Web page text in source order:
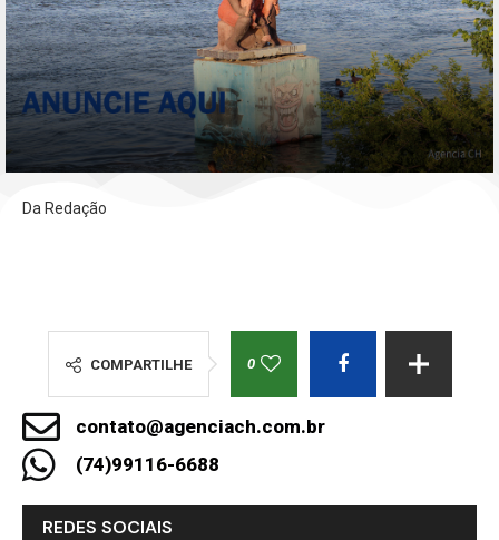
Da Redação
COMPARTILHE 0
contato@agenciach.com.br
(74)99116-6688
REDES SOCIAIS